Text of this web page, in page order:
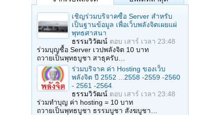
เชิญร่วมบริจาคซื้อ Server สำหรับ
เป็นฐานข้อมูล เพื่อเว็บพลังจิตเผยแผ่
พุทธศาสนา
ธรรมวิวัฒน์ ตอบ เสาร์ เวลา 23:48
ร่วมบุญซื้อ Server เวปพลังจิต 10 บาท
ถวายเป็นพุทธบูชา สาธุครับ…
ร่วมบริจาค ค่า Hosting ของเว็บ
พลังจิต ปี 2552 ...2558 -2559 -2560
- 2561 -2564
ธรรมวิวัฒน์ ตอบ เสาร์ เวลา 23:48
ร่วมทำบุญ ค่า hosting = 10 บาท
ถวายเป็นพุทธบูชา ธรรมบูชา สังฆบูชา…